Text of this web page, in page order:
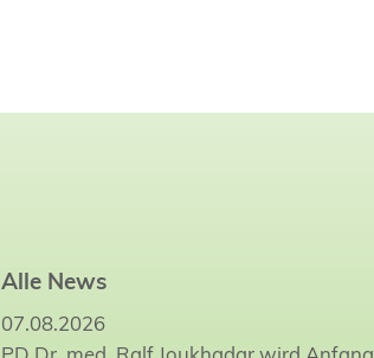
Alle News
07.08.2026